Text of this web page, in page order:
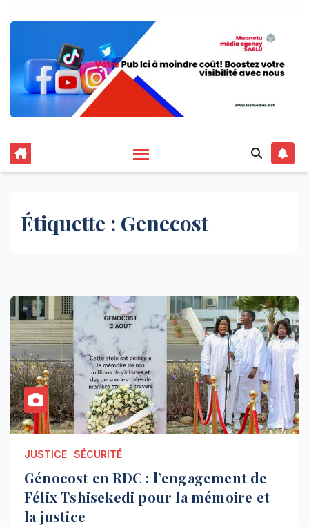
Étiquette : Genecost
JUSTICE SÉCURITÉ
Génocost en RDC : l’engagement de
Félix Tshisekedi pour la mémoire et
la justice